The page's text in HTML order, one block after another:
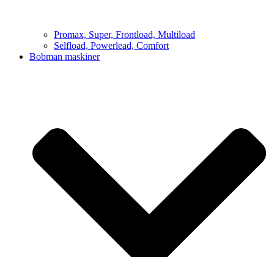
Promax, Super, Frontload, Multiload
Selfload, Powerlead, Comfort
Bobman maskiner